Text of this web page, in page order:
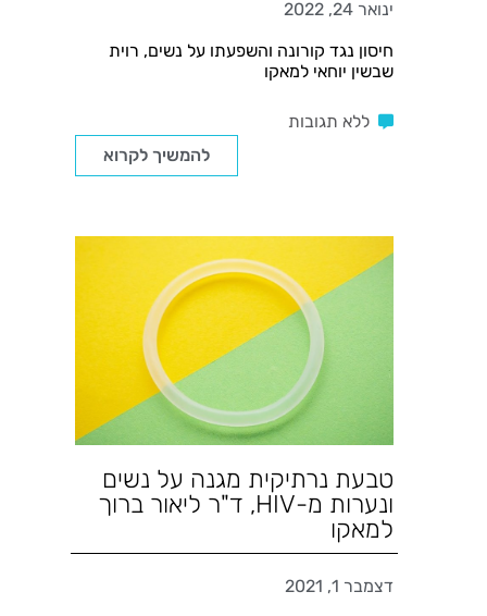
ינואר 24, 2022
חיסון נגד קורונה והשפעתו על נשים, רוית
שבשין יוחאי למאקו
ללא תגובות
להמשיך לקרוא
טבעת נרתיקית מגנה על נשים
ונערות מ-HIV, ד"ר ליאור ברוך
למאקו
דצמבר 1, 2021